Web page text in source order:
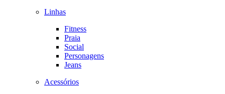
Linhas
Fitness
Praia
Social
Personagens
Jeans
Acessórios